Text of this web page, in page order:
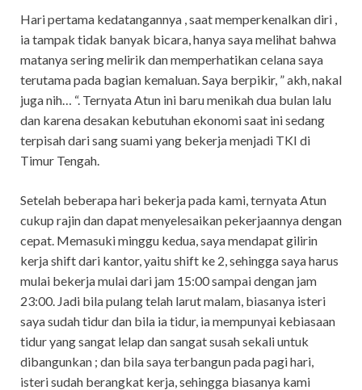
Hari pertama kedatangannya , saat memperkenalkan diri ,
ia tampak tidak banyak bicara, hanya saya melihat bahwa
matanya sering melirik dan memperhatikan celana saya
terutama pada bagian kemaluan. Saya berpikir, ” akh, nakal
juga nih… “. Ternyata Atun ini baru menikah dua bulan lalu
dan karena desakan kebutuhan ekonomi saat ini sedang
terpisah dari sang suami yang bekerja menjadi TKI di
Timur Tengah.
Setelah beberapa hari bekerja pada kami, ternyata Atun
cukup rajin dan dapat menyelesaikan pekerjaannya dengan
cepat. Memasuki minggu kedua, saya mendapat gilirin
kerja shift dari kantor, yaitu shift ke 2, sehingga saya harus
mulai bekerja mulai dari jam 15:00 sampai dengan jam
23:00. Jadi bila pulang telah larut malam, biasanya isteri
saya sudah tidur dan bila ia tidur, ia mempunyai kebiasaan
tidur yang sangat lelap dan sangat susah sekali untuk
dibangunkan ; dan bila saya terbangun pada pagi hari,
isteri sudah berangkat kerja, sehingga biasanya kami